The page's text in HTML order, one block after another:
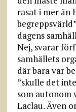
rasat i mer än
dagens
Nej, svarar
samhällets
där bara var
”skulle det
som autonom
Laclau. Även